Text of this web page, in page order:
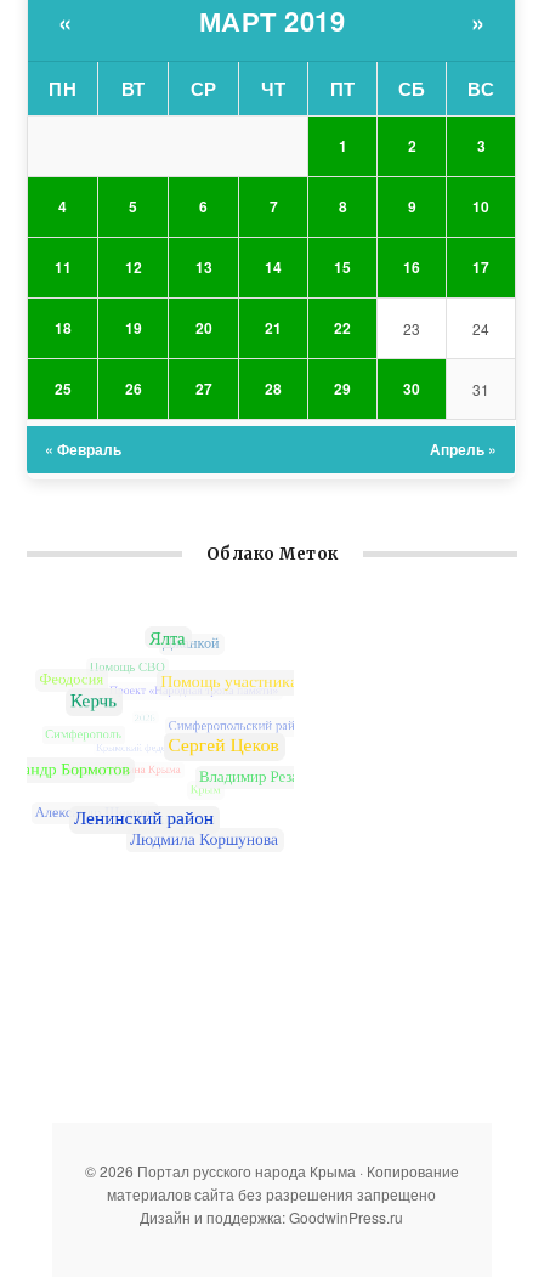
« МАРТ 2019 »
ПН ВТ СР ЧТ ПТ СБ ВС
1 2 3
4 5 6 7 8 9 10
11 12 13 14 15 16 17
18 19 20 21 22 23 24
25 26 27 28 29 30 31
« Февраль Апрель »
Облако Меток
© 2026 Портал русского народа Крыма · Копирование
материалов сайта без разрешения запрещено
Дизайн и поддержка: GoodwinPress.ru